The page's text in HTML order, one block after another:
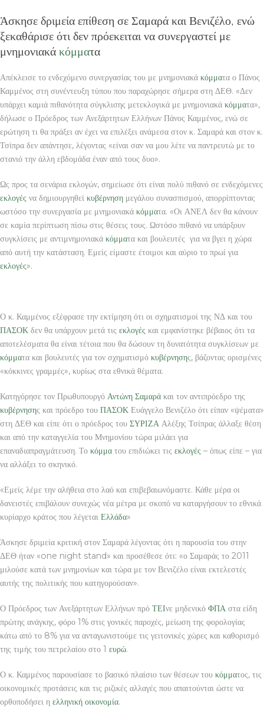
Άσκησε δριμεία επίθεση σε Σαμαρά και Βενιζέλο, ενώ
ξεκαθάρισε ότι δεν πρόεκειται να συνεργαστεί με
μνημονιακά κόμματα
Απέκλεισε το ενδεχόμενο συνεργασίας του με μνημονιακά κόμματα ο Πάνος
Καμμένος στη συνέντευξη τύπου που παραχώρησε σήμερα στη ΔΕΘ. «Δεν
υπάρχει καμιά πιθανότητα σύγκλισης μετεκλογικά με μνημονιακά κόμματα»,
δήλωσε ο Πρόεδρος των Ανεξάρτητων Ελλήνων Πάνος Καμμένος, ενώ σε
ερώτηση τι θα πράξει αν έχει να επιλέξει ανάμεσα στον κ. Σαμαρά και στον κ.
Τσίπρα δεν απάντησε, λέγοντας «είναι σαν να μου λέτε να παντρευτώ με το
στανιό την άλλη εβδομάδα έναν από τους δυο».
Ως προς τα σενάρια εκλογών, σημείωσε ότι είναι πολύ πιθανό σε ενδεχόμενες
εκλογές να δημιουργηθεί κυβέρνηση μεγάλου συνασπισμού, απορρίπτοντας
ωστόσο την συνεργασία με μνημονιακά κόμματα. «Οι ΑΝΕΛ δεν θα κάνουν
σε καμία περίπτωση πίσω στις θέσεις τους. Ωστόσο πιθανό να υπάρξουν
συγκλίσεις με αντιμνημονιακά κόμματα και βουλευτές για να βγει η χώρα
από αυτή την κατάσταση. Εμείς είμαστε έτοιμοι και αύριο το πρωί για
εκλογές».
Ο κ. Καμμένος εξέφρασε την εκτίμηση ότι οι σχηματισμοί της ΝΔ και του
ΠΑΣΟΚ δεν θα υπάρχουν μετά τις εκλογές και εμφανίστηκε βέβαιος ότι τα
αποτελέσματα θα είναι τέτοια που θα δώσουν τη δυνατότητα συγκλίσεων με
κόμματα και βουλευτές για τον σχηματισμό κυβέρνησης, βάζοντας ορισμένες
«κόκκινες γραμμές», κυρίως στα εθνικά θέματα.
Κατηγόρησε τον Πρωθυπουργό Αντώνη Σαμαρά και τον αντιπρόεδρο της
κυβέρνησης και πρόεδρο του ΠΑΣΟΚ Ευάγγελο Βενιζέλο ότι είπαν «ψέματα»
στη ΔΕΘ και είπε ότι ο πρόεδρος του ΣΥΡΙΖΑ Αλέξης Τσίπρας άλλαξε θέση
και από την καταγγελία του Μνημονίου τώρα μιλάει για
επαναδιαπραγμάτευση. Το κόμμα του επιδιώκει τις εκλογές – όπως είπε – για
να αλλάξει το σκηνικό.
«Εμείς λέμε την αλήθεια στο λαό και επιβεβαιωνόμαστε. Κάθε μέρα οι
δανειστές επιβάλουν συνεχώς νέα μέτρα με σκοπό να καταργήσουν το εθνικά
κυρίαρχο κράτος που λέγεται Ελλάδα»
Άσκησε δριμεία κριτική στον Σαμαρά λέγοντας ότι η παρουσία του στην
ΔΕΘ ήταν «one night stand» και προσέθεσε ότι: «ο Σαμαράς το 2011
μιλούσε κατά των μνημονίων και τώρα με τον Βενιζέλο είναι εκτελεστές
αυτής της πολιτικής που κατηγορούσαν».
Ο Πρόεδρος των Ανεξάρτητων Ελλήνων πρό ΤΕΙνε μηδενικό ΦΠΑ στα είδη
πρώτης ανάγκης, φόρο 1% στις γονικές παροχές, μείωση της φορολογίας
κάτω από το 8% για να ανταγωνιστούμε τις γειτονικές χώρες και καθορισμό
της τιμής του πετρελαίου στο 1 ευρώ.
Ο κ. Καμμένος παρουσίασε το βασικό πλαίσιο των θέσεων του κόμματος, τις
οικονομικές προτάσεις και τις ριζικές αλλαγές που απαιτούνται ώστε να
ορθοποδήσει η ελληνική οικονομία.